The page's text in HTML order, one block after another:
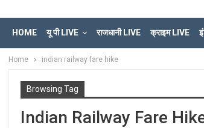
HOME यू पी LIVE राजधानी LIVE क्राइम LIVE
Home indian railway fare hike
Browsing Tag
Indian Railway Fare